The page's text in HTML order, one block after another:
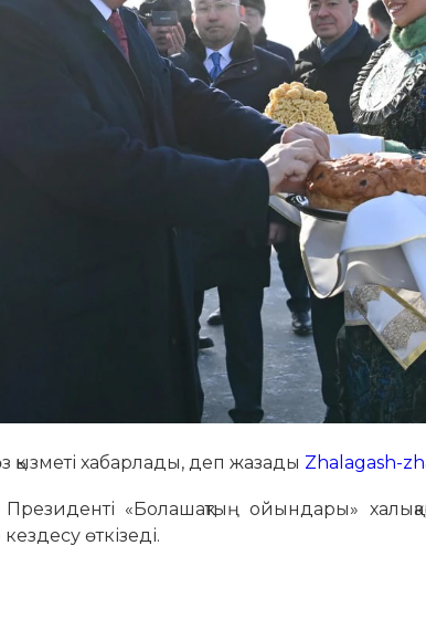
қызметі хабарлады, деп жазады Zhalagash-
«Болашақтың ойындары»
кездесу өткізеді.